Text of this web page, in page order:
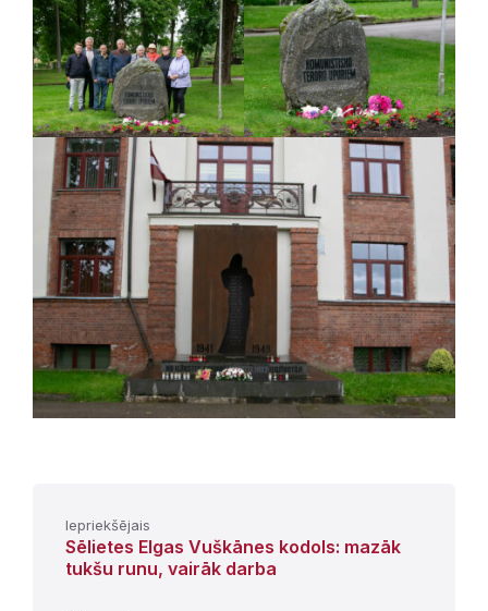
Iepriekšējais
Sēlietes Elgas Vuškānes kodols: mazāk
tukšu runu, vairāk darba